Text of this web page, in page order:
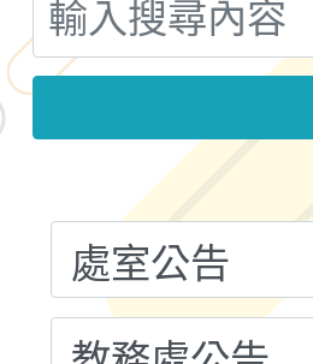
成果展」
桃園市大
年八月份
國立成功
融平台-教
115學年
計畫子計
小時認證
115年度「
義教育推